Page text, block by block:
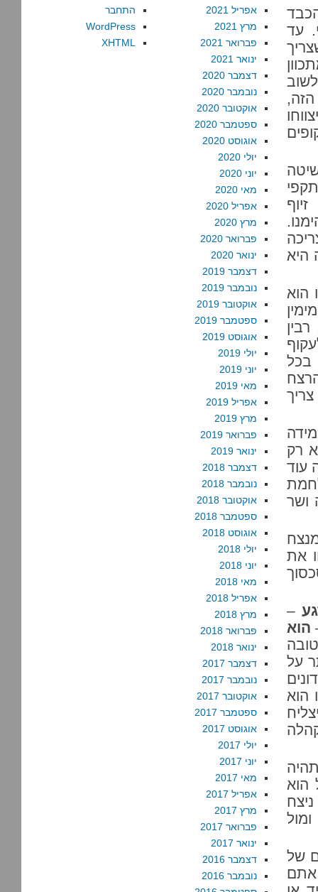
עד
היא
הוא
לעקוף
בכל
רק
עוד
ושר
את
–
הוא
על
הוא
הוא
של
אתם
אפריל 2021
מרץ 2021
פברואר 2021
ינואר 2021
דצמבר 2020
נובמבר 2020
אוקטובר 2020
ספטמבר 2020
אוגוסט 2020
יולי 2020
יוני 2020
מאי 2020
אפריל 2020
מרץ 2020
פברואר 2020
ינואר 2020
דצמבר 2019
נובמבר 2019
אוקטובר 2019
ספטמבר 2019
אוגוסט 2019
יולי 2019
יוני 2019
מאי 2019
אפריל 2019
מרץ 2019
פברואר 2019
ינואר 2019
דצמבר 2018
נובמבר 2018
אוקטובר 2018
ספטמבר 2018
אוגוסט 2018
יולי 2018
יוני 2018
מאי 2018
אפריל 2018
מרץ 2018
פברואר 2018
ינואר 2018
דצמבר 2017
נובמבר 2017
אוקטובר 2017
ספטמבר 2017
אוגוסט 2017
יולי 2017
יוני 2017
מאי 2017
אפריל 2017
מרץ 2017
פברואר 2017
ינואר 2017
דצמבר 2016
נובמבר 2016
התחבר
WordPress
XHTML